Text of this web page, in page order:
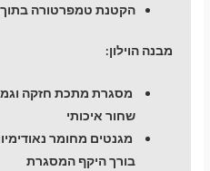
הקטנת טמפרטורה בתוך
מבנה הוילון:
שחור איכותי
מגנטים מחומר
בורך היקף המסגרת